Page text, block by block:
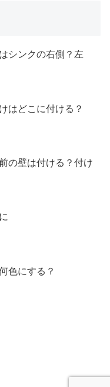
シンクの右側？左
はどこに付ける？
の壁は付ける？付け
色にする？